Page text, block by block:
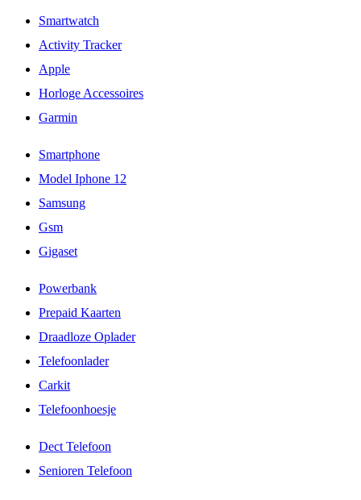
Smartwatch
Activity Tracker
Apple
Horloge Accessoires
Garmin
Smartphone
Model Iphone 12
Samsung
Gsm
Gigaset
Powerbank
Prepaid Kaarten
Draadloze Oplader
Telefoonlader
Carkit
Telefoonhoesje
Dect Telefoon
Senioren Telefoon